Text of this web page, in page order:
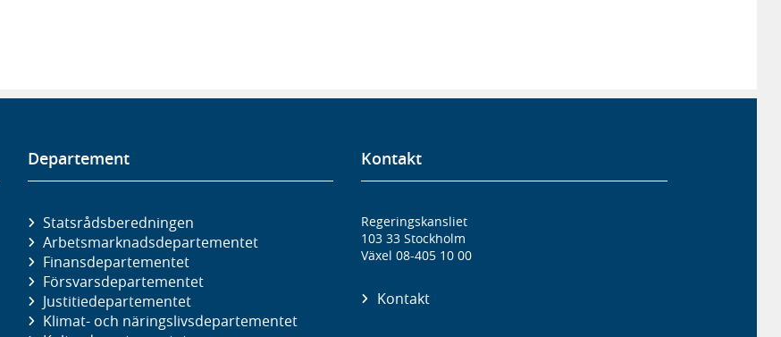
Departement
Statsrådsberedningen
Arbetsmarknads­departementet
Finans­departementet
Försvars­departementet
Justitie­departementet
Klimat- och näringslivs­departementet
Kontakt
Regeringskansliet
103 33 Stockholm
Växel 08-405 10 00
Kontakt